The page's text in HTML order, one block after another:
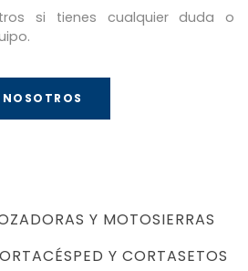
si tienes cualquier duda o
Y MOTOSIERRAS
Y CORTASETOS